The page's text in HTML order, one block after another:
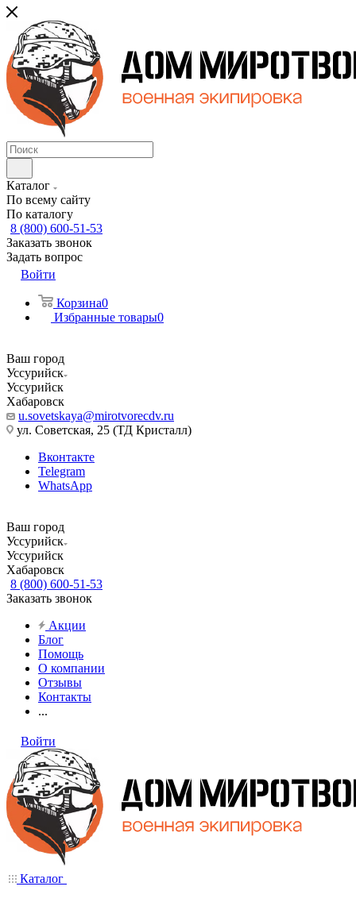
Каталог
По всему сайту
По каталогу
8 (800) 600-51-53
Заказать звонок
Задать вопрос
Войти
Корзина0
Избранные товары0
Ваш город
Уссурийск
Уссурийск
Хабаровск
u.sovetskaya@mirotvorecdv.ru
ул. Советская, 25 (ТД Кристалл)
Вконтакте
Telegram
WhatsApp
Ваш город
Уссурийск
Уссурийск
Хабаровск
8 (800) 600-51-53
Заказать звонок
Акции
Блог
Помощь
О компании
Отзывы
Контакты
...
Войти
Каталог